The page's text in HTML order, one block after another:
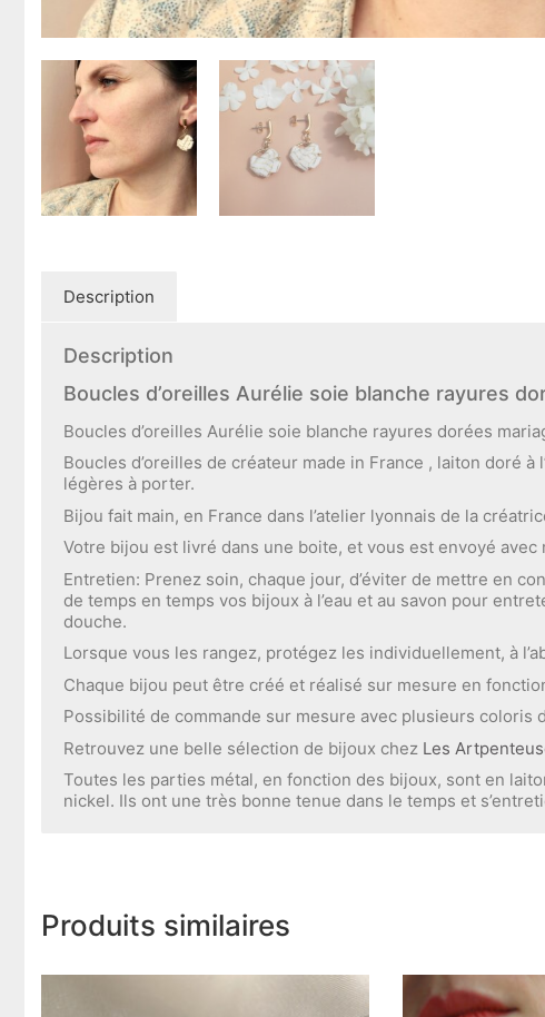
Description
Description
Boucles d’oreilles Aurélie soie blanche rayures
Boucles d’oreilles Aurélie soie blanche rayures dorées
Boucles d’oreilles de créateur made in France , laiton doré
légères à porter.
Bijou fait main, en France dans l’atelier lyonnais de la
Votre bijou est livré dans une boite, et vous est envoyé avec
Entretien: Prenez soin, chaque jour, d’éviter de mettre en
de temps en temps vos bijoux à l’eau et au savon pour
douche.
Lorsque vous les rangez, protégez les individuellement, à
Chaque bijou peut être créé et réalisé sur mesure en
Possibilité de commande sur mesure avec plusieurs
Retrouvez une belle sélection de bijoux chez Les
Toutes les parties métal, en fonction des bijoux, sont en
nickel. Ils ont une très bonne tenue dans le temps et
Produits similaires